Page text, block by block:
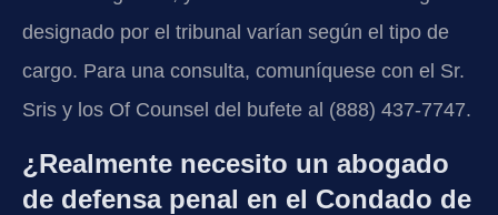
designado por el tribunal varían según el tipo de
cargo. Para una consulta, comuníquese con el Sr.
Sris y los Of Counsel del bufete al (888) 437-7747.
¿Realmente necesito un abogado
de defensa penal en el Condado de